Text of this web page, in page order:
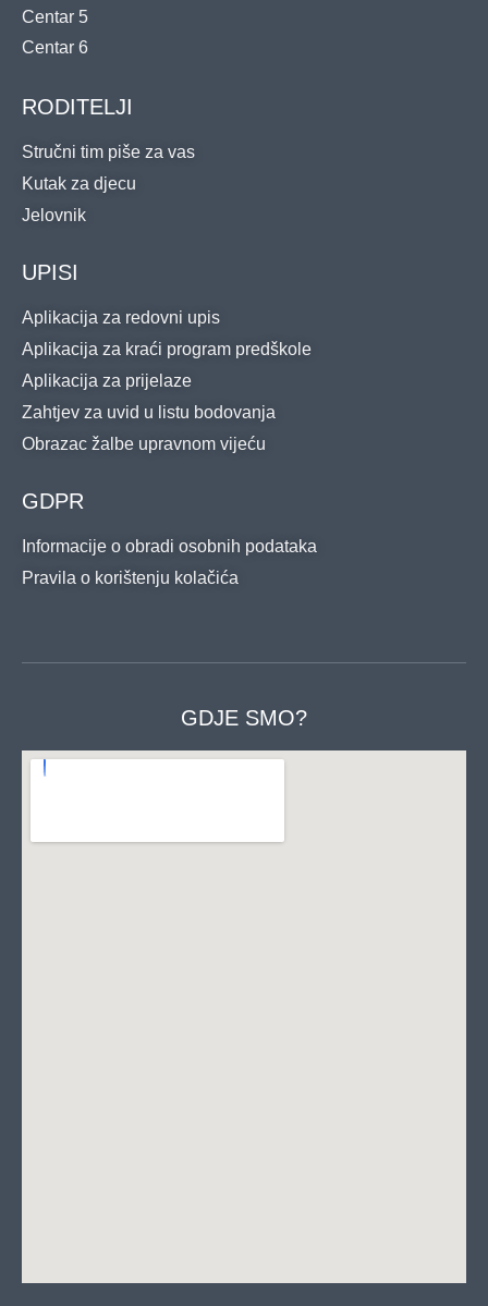
Centar 5
Centar 6
RODITELJI
Stručni tim piše za vas
Kutak za djecu
Jelovnik
UPISI
Aplikacija za redovni upis
Aplikacija za kraći program predškole
Aplikacija za prijelaze
Zahtjev za uvid u listu bodovanja
Obrazac žalbe upravnom vijeću
GDPR
Informacije o obradi osobnih podataka
Pravila o korištenju kolačića
GDJE SMO?